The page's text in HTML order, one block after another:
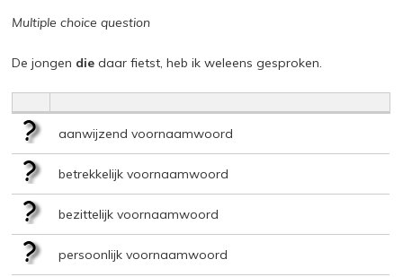
Multiple choice question
De jongen die daar fietst, heb ik weleens gesproken.
aanwijzend voornaamwoord
betrekkelijk voornaamwoord
bezittelijk voornaamwoord
persoonlijk voornaamwoord